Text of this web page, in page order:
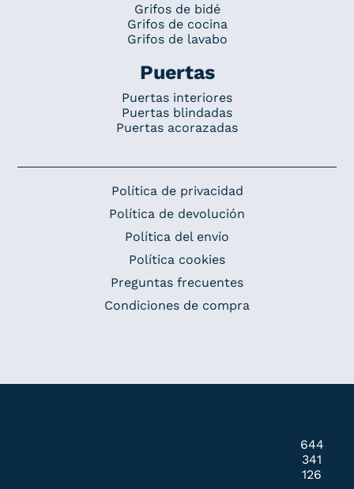
Grifos de bidé
Grifos de cocina
Grifos de lavabo
Puertas
Puertas interiores
Puertas blindadas
Puertas acorazadas
Política de privacidad
Política de devolución
Política del envío
Política cookies
Preguntas frecuentes
Condiciones de compra
644
341
126